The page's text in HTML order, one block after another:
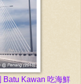
Batu Kawan 吃海鮮